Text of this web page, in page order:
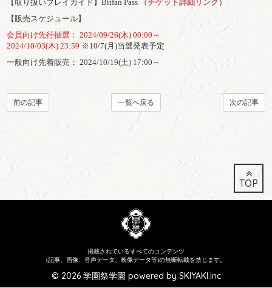
【取り扱いプレイガイド】Bitfan Pass （チケット詳細リンク ）
【販売スケジュール】
会員向け先行抽選： 2024/09/26(木) 00:00～
2024/10/03(木) 23:59 ※10/7(月)当選発表予定
一般向け先着販売： 2024/10/19(土) 17:00～
次の記事
一覧へ戻る
前の記事
TOP
掲載されているすべてのコンテンツ
(記事、画像、音声データ、映像データ等)の無断転載を禁じます。
© 2026 学園祭学園 powered by SKIYAKI.inc